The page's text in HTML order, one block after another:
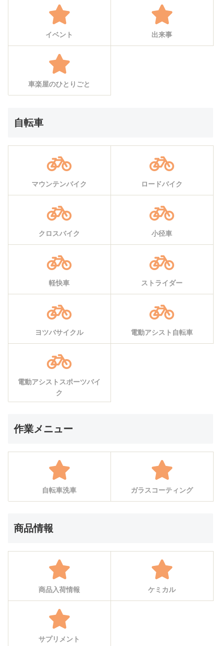
イベント 出来事
車楽屋のひとりごと
自転車
マウンテンバイク ロードバイク
クロスバイク 小径車
軽快車 ストライダー
ヨツバサイクル 電動アシスト自転車
電動アシストスポーツバイ
ク
作業メニュー
自転車洗車 ガラスコーティング
商品情報
商品入荷情報 ケミカル
サプリメント